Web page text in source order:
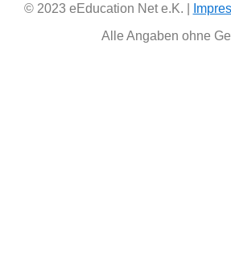
© 2023 eEducation Net e.K. |
Alle Angaben ohne